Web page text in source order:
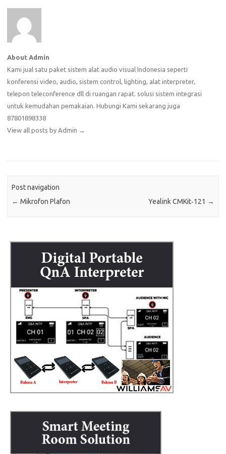
About Admin
Kami jual satu paket sistem alat audio visual Indonesia seperti
konferensi video, audio, sistem control, lighting, alat interpreter,
telepon teleconference dll di ruangan rapat. solusi sistem integrasi
untuk kemudahan pemakaian. Hubungi Kami sekarang juga
87801898338
View all posts by Admin →
Post navigation
← Mikrofon Plafon Yealink CMKit‑121 →